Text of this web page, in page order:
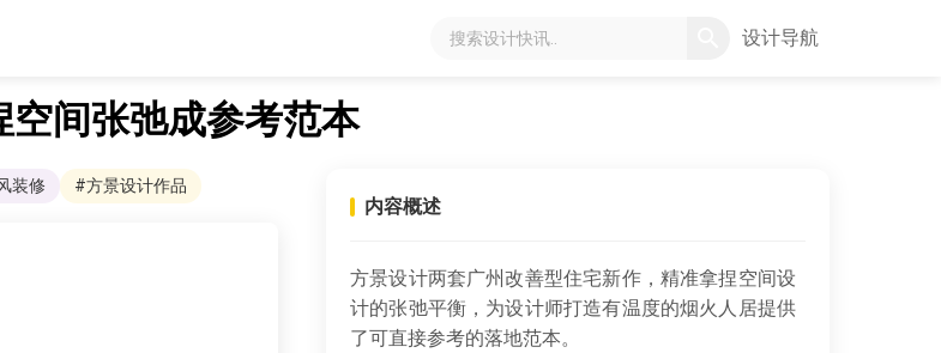
设计导航
间张弛成参考范本
装修 #方景设计作品
内容概述
方景设计两套广州改善型住宅新作，精准拿捏空间设
计的张弛平衡，为设计师打造有温度的烟火人居提供
了可直接参考的落地范本。